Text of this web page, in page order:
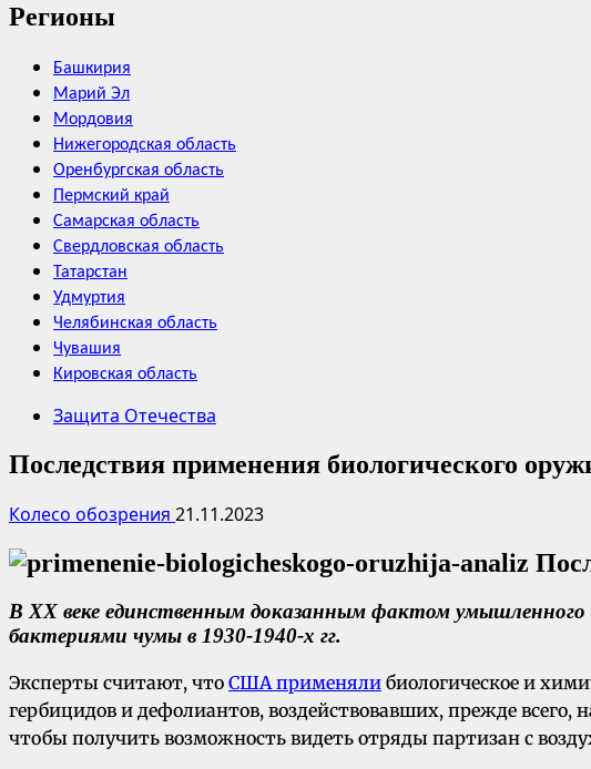
Регионы
Башкирия
Марий Эл
Мордовия
Нижегородская область
Оренбургская область
Пермский край
Самарская область
Свердловская область
Татарстан
Удмуртия
Челябинская область
Чувашия
Кировская область
Защита Отечества
Последствия применения биологического
Колесо обозрения 21.11.2023
В XX веке единственным доказанным фактом умышленного
бактериями чумы в 1930-1940-х гг.
Эксперты считают, что США применяли биологическое и
гербицидов и дефолиантов, воздействовавших, прежде
чтобы получить возможность видеть отряды партизан с